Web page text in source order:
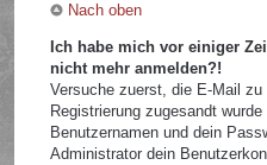
Nach oben
Ich habe mich vor einiger
nicht mehr anmelden?!
Versuche zuerst, die E-Mail
Registrierung zugesandt
Benutzernamen und dein
Administrator dein